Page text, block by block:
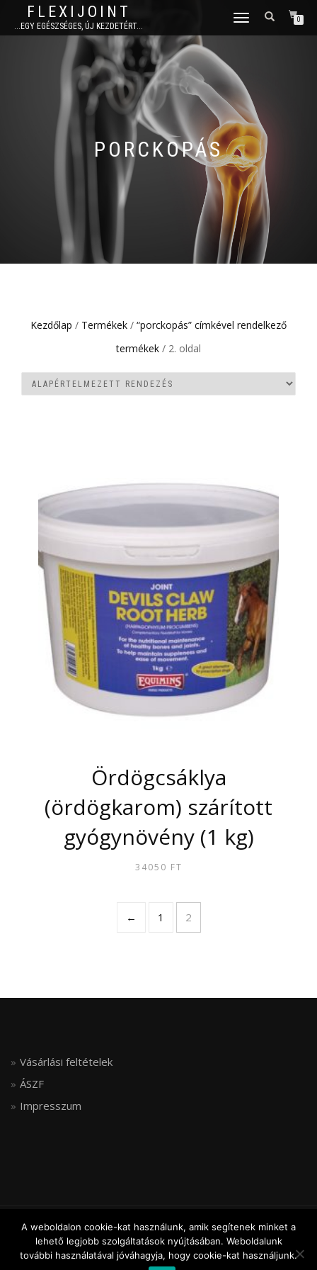
FLEXIJOINT
...EGY EGÉSZSÉGES, ÚJ KEZDETÉRT...
TOGGLE
0
PORCKOPÁS
Kezdőlap / Termékek / “porckopás” címkével rendelkező
termékek / 2. oldal
Ördögcsáklya
(ördögkarom) szárított
gyógynövény (1 kg)
34050 FT
← 1 2
Vásárlási feltételek
ÁSZF
Impresszum
© FLEXIJOINT, ALL RIGHTS RESERVED
ShopIslepowered byWordPress
A weboldalon cookie-kat használunk, amik segítenek minket a
lehető legjobb szolgáltatások nyújtásában. Weboldalunk
további használatával jóváhagyja, hogy cookie-kat használjunk.